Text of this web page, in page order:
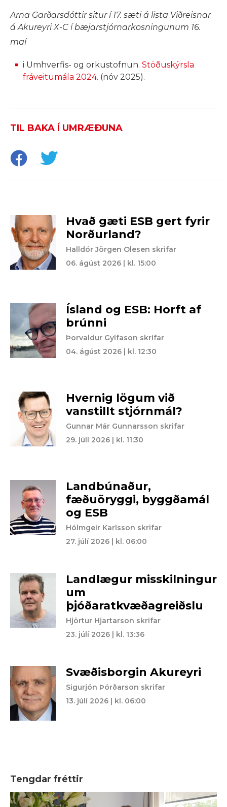
Arna Garðarsdóttir situr í 17. sæti á lista Viðreisnar
á Akureyri X-C í bæjarstjórnarkosningunum 16.
maí
i Umhverfis- og orkustofnun. Stöðuskýrsla
fráveitumála 2024. (nóv 2025).
TIL BAKA Í UMRÆÐUNA
Hvað gæti ESB gert fyrir
Norðurland?
Halldór Jörgen Olesen skrifar
06. ágúst 2026 | kl. 15:00
Ísland og ESB: Horft af
brúnni
Þorvaldur Gylfason skrifar
04. ágúst 2026 | kl. 12:30
Hvernig lögum við
vanstillt stjórnmál?
Gunnar Már Gunnarsson skrifar
29. júlí 2026 | kl. 11:30
Landbúnaður,
fæðuöryggi, byggðamál
og ESB
Hólmgeir Karlsson skrifar
27. júlí 2026 | kl. 06:00
Landlægur misskilningur
um
þjóðaratkvæðagreiðslu
Hjörtur Hjartarson skrifar
23. júlí 2026 | kl. 13:36
Svæðisborgin Akureyri
Sigurjón Þórðarson skrifar
13. júlí 2026 | kl. 06:00
Tengdar fréttir